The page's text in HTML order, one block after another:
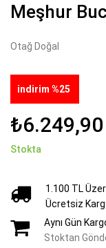
Meşhur
Otağ Doğal
indirim %25
₺6.249,90
Stokta
1.100 TL
Ücretsiz
Aynı Gün
Stoktan